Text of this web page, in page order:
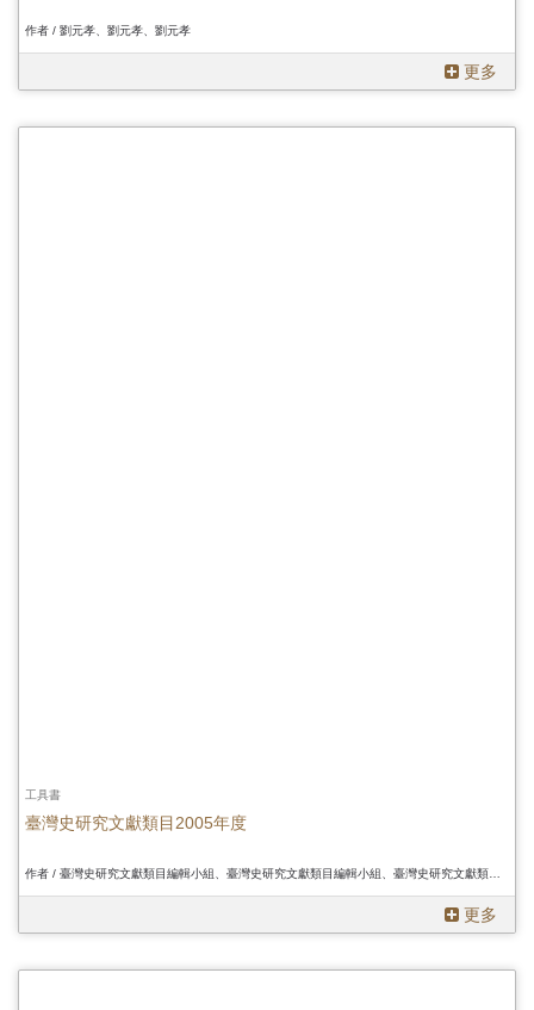
作者 / 劉元孝、劉元孝、劉元孝
更多
工具書
臺灣史研究文獻類目2005年度
更多